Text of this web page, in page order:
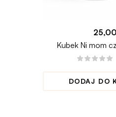
25,00
Kubek Ni mom
DODAJ DO